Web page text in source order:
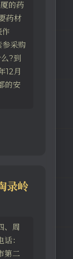
的药
药材
采购
?到
12月
的安
录岭
、周
：
第二